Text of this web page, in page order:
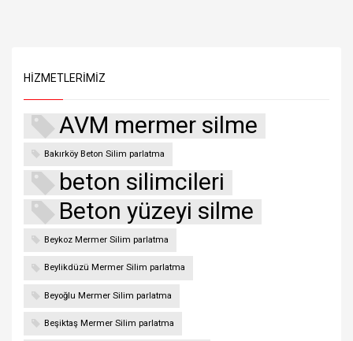
HIZMETLERIMIZ
AVM mermer silme
Bakırköy Beton Silim parlatma
beton silimcileri
Beton yüzeyi silme
Beykoz Mermer Silim parlatma
Beylikdüzü Mermer Silim parlatma
Beyoğlu Mermer Silim parlatma
Beşiktaş Mermer Silim parlatma